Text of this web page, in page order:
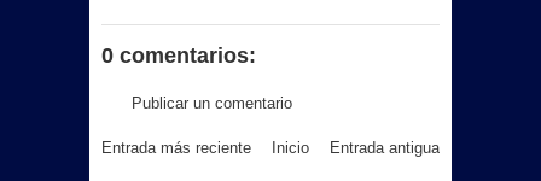
0 comentarios:
Publicar un comentario
Entrada más reciente Entrada antigua
Inicio